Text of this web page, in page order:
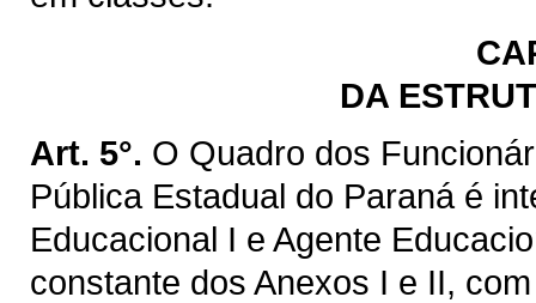
DA
Art. 5°. O Quadro dos
Pública Estadual do Paraná é
Educacional I e Agente
constante dos Anexos I e II,